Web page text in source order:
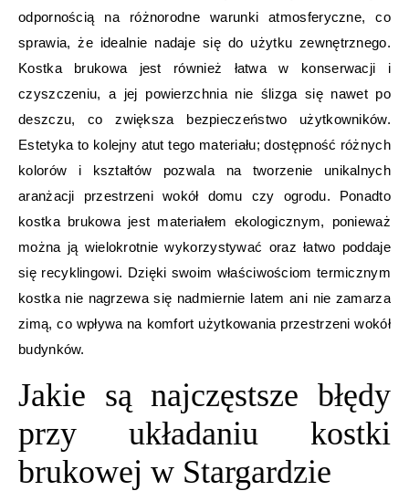
odpornością na różnorodne warunki atmosferyczne, co
sprawia, że idealnie nadaje się do użytku zewnętrznego.
Kostka brukowa jest również łatwa w konserwacji i
czyszczeniu, a jej powierzchnia nie ślizga się nawet po
deszczu, co zwiększa bezpieczeństwo użytkowników.
Estetyka to kolejny atut tego materiału; dostępność różnych
kolorów i kształtów pozwala na tworzenie unikalnych
aranżacji przestrzeni wokół domu czy ogrodu. Ponadto
kostka brukowa jest materiałem ekologicznym, ponieważ
można ją wielokrotnie wykorzystywać oraz łatwo poddaje
się recyklingowi. Dzięki swoim właściwościom termicznym
kostka nie nagrzewa się nadmiernie latem ani nie zamarza
zimą, co wpływa na komfort użytkowania przestrzeni wokół
budynków.
Jakie są najczęstsze błędy
przy układaniu kostki
brukowej w Stargardzie